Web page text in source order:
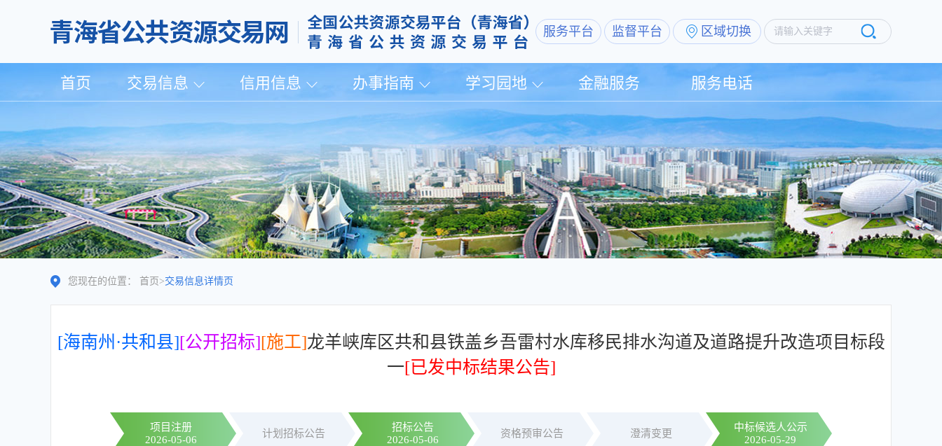
服务平台 监督平台 区域切换 请输入关键字
首页 交易信息 信用信息 办事指南 学习园地 金融服务 服务电话
您现在的位置： 首页 >交易信息详情页
[海南州·共和县][公开招标][施工]龙羊峡库区共和县铁盖乡吾雷村水库移民排水沟道及道路提升改造项目标段
一[已发中标结果公告]
项目注册
2026-05-06
计划招标公告
招标公告
2026-05-06
资格预审公告 澄清变更
中标候选人公示
2026-05-29